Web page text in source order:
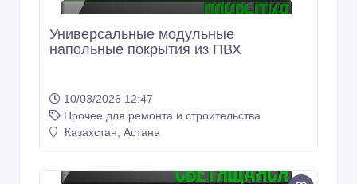
Универсальные модульные
напольные покрытия из ПВХ
10/03/2026 12:47
Прочее для ремонта и строительства
Казахстан, Астана